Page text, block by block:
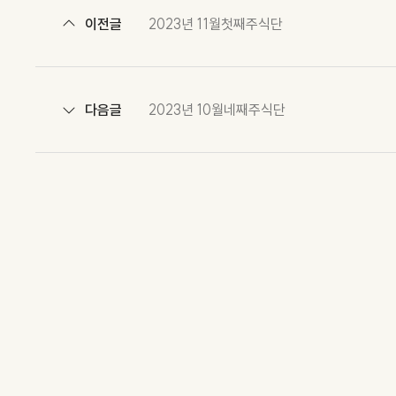
이전글 2023년 11월첫째주식단
다음글 2023년 10월네째주식단